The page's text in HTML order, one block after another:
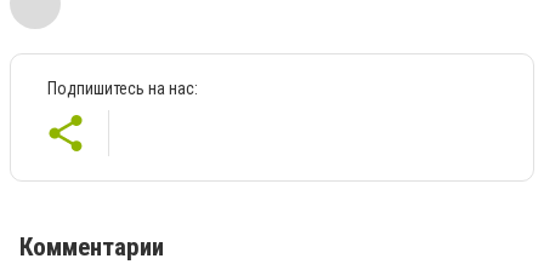
Подпишитесь на нас:
Комментарии